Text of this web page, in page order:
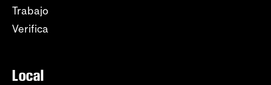
Trabajo
Verifica
Local